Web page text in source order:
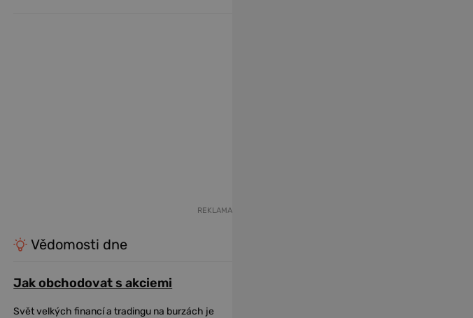
REKLAMA
Vědomosti dne
Jak obchodovat s akciemi
Svět velkých financí a tradingu na burzách je